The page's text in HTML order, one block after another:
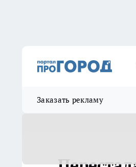
Заказать рекламу